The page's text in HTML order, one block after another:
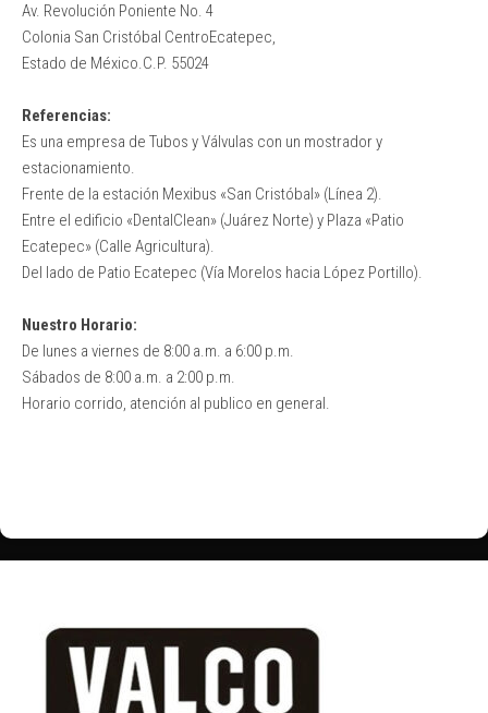
Av. Revolución Poniente No. 4
Colonia San Cristóbal CentroEcatepec,
Estado de México.C.P. 55024
Referencias:
Es una empresa de Tubos y Válvulas con un mostrador y
estacionamiento.
Frente de la estación Mexibus «San Cristóbal» (Línea 2).
Entre el edificio «DentalClean» (Juárez Norte) y Plaza «Patio
Ecatepec» (Calle Agricultura).
Del lado de Patio Ecatepec (Vía Morelos hacia López Portillo).
Nuestro Horario:
De lunes a viernes de 8:00 a.m. a 6:00 p.m.
Sábados de 8:00 a.m. a 2:00 p.m.
Horario corrido, atención al publico en general.